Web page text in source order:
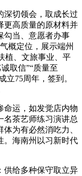
切领会，取成长过
更高质量的原材料并
勾当、意愿者办事
概定位，展示端州
植、文旅事业、平
取信”“质量至
立75周年，签到。
运，如发觉店内物
名茶艺师练习演讲总
为有必然消吃力、
。海南州以习新时代
给多种保守取立异